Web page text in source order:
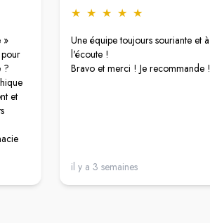
»
?
et
★ ★ ★ ★ ★
Une équipe toujours souriante et à
l'écoute !
Bravo et merci ! Je recommande !
il y a 3 semaines